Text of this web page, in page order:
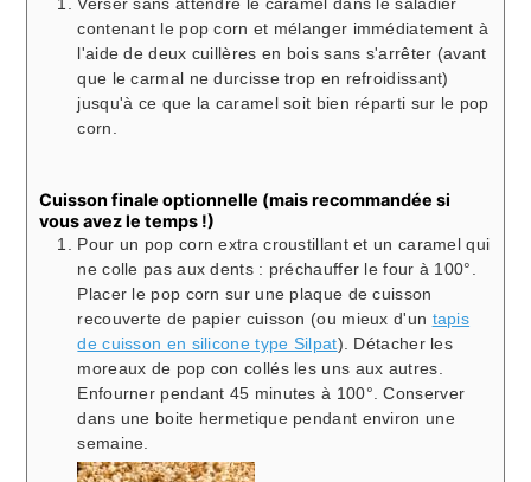
contenant le pop corn et mélanger immédiatement à
l'aide de deux cuillères en bois sans s'arrêter (avant
que le carmal ne durcisse trop en refroidissant)
jusqu'à ce que la caramel soit bien réparti sur le pop
corn.
Cuisson finale optionnelle (mais recommandée si
vous avez le temps !)
Pour un pop corn extra croustillant et un caramel qui
ne colle pas aux dents : préchauffer le four à 100°.
Placer le pop corn sur une plaque de cuisson
recouverte de papier cuisson (ou mieux d'un tapis
de cuisson en silicone type Silpat). Détacher les
moreaux de pop con collés les uns aux autres.
Enfourner pendant 45 minutes à 100°. Conserver
dans une boite hermetique pendant environ une
semaine.